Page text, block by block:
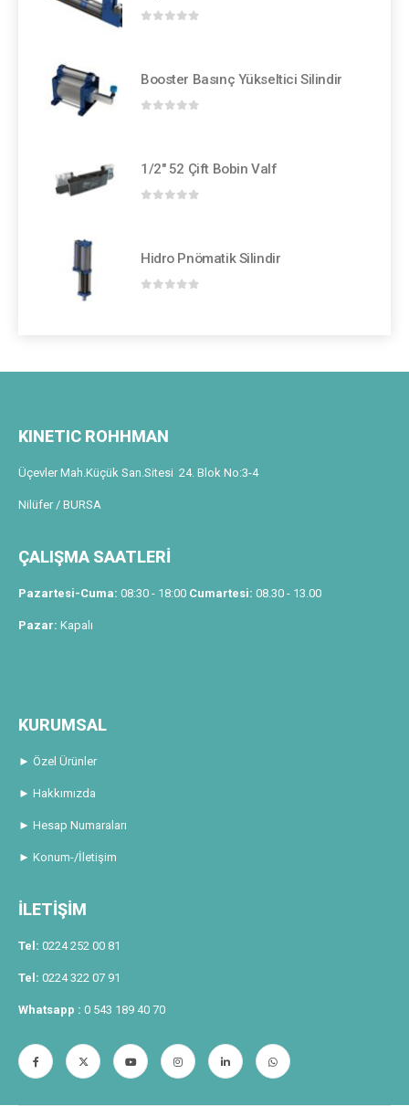
Booster Basınç Yükseltici Silindir
1/2" 52 Çift Bobin Valf
Hidro Pnömatik Silindir
KINETIC ROHHMAN
Üçevler Mah.Küçük San.Sitesi 24. Blok No:3-4
Nilüfer / BURSA
ÇALIŞMA SAATLERİ
Pazartesi-Cuma: 08:30 - 18:00 Cumartesi: 08.30 - 13.00
Pazar: Kapalı
KURUMSAL
► Özel Ürünler
► Hakkımızda
► Hesap Numaraları
► Konum-/İletişim
İLETİŞİM
Tel: 0224 252 00 81
Tel: 0224 322 07 91
Whatsapp : 0 543 189 40 70